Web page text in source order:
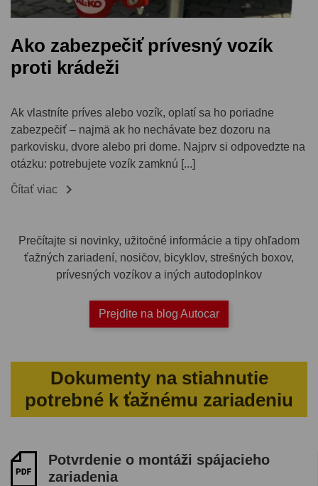
Ako zabezpečiť prívesný vozík
proti krádeži
Ak vlastníte príves alebo vozík, oplatí sa ho poriadne
zabezpečiť – najmä ak ho nechávate bez dozoru na
parkovisku, dvore alebo pri dome. Najprv si odpovedzte na
otázku: potrebujete vozík zamknú [...]
Čítať viac 
Prečítajte si novinky, užitočné informácie a tipy ohľadom
ťažných zariadení, nosičov, bicyklov, strešných boxov,
prívesných vozíkov a iných autodoplnkov
Prejdite na blog Autocar
Dokumenty na stiahnutie
potrebné k ťažnému zariadeniu
Potvrdenie o montáži spájacieho
zariadenia